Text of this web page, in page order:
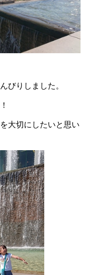
びりしました。
大切にしたいと思い